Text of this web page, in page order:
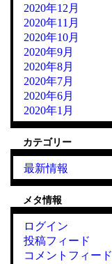
2020年12月
2020年11月
2020年10月
2020年9月
2020年8月
2020年7月
2020年6月
2020年1月
カテゴリー
最新情報
メタ情報
ログイン
投稿フィード
コメントフィード